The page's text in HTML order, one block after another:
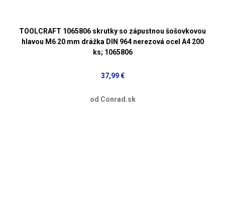
TOOLCRAFT 1065806 skrutky so zápustnou šošovkovou
hlavou M6 20 mm drážka DIN 964 nerezová ocel A4 200
ks; 1065806
37,99 €
od Conrad.sk